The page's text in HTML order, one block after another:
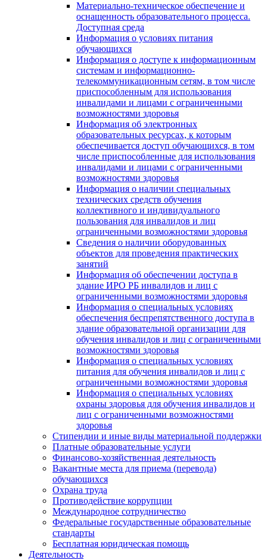
Материально-техническое обеспечение и
оснащенность образовательного процесса.
Доступная среда
Информация о условиях питания
обучающихся
Информация о доступе к информационным
системам и информационно-
телекоммуникационным сетям, в том числе
приспособленным для использования
инвалидами и лицами с ограниченными
возможностями здоровья
Информация об электронных
образовательных ресурсах, к которым
обеспечивается доступ обучающихся, в том
числе приспособленные для использования
инвалидами и лицами с ограниченными
возможностями здоровья
Информация о наличии специальных
технических средств обучения
коллективного и индивидуального
пользования для инвалидов и лиц
ограниченными возможностями здоровья
Сведения о наличии оборудованных
объектов для проведения практических
занятий
Информация об обеспечении доступа в
здание ИРО РБ инвалидов и лиц с
ограниченными возможностями здоровья
Информация о специальных условиях
обеспечения беспрепятственного доступа в
здание образовательной организации для
обучения инвалидов и лиц с ограниченными
возможностями здоровья
Информация о специальных условиях
питания для обучения инвалидов и лиц с
ограниченными возможностями здоровья
Информация о специальных условиях
охраны здоровья для обучения инвалидов и
лиц с ограниченными возможностями
здоровья
Стипендии и иные виды материальной поддержки
Платные образовательные услуги
Финансово-хозяйственная деятельность
Вакантные места для приема (перевода)
обучающихся
Охрана труда
Противодействие коррупции
Международное сотрудничество
Федеральные государственные образовательные
стандарты
Бесплатная юридическая помощь
Деятельность